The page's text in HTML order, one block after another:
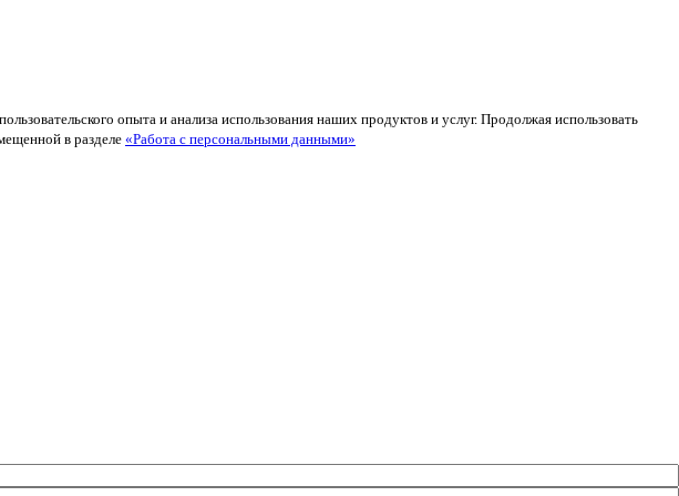
опыта и анализа использования наших продуктов и услуг. Продолжая использовать
в разделе «Работа с персональными данными»